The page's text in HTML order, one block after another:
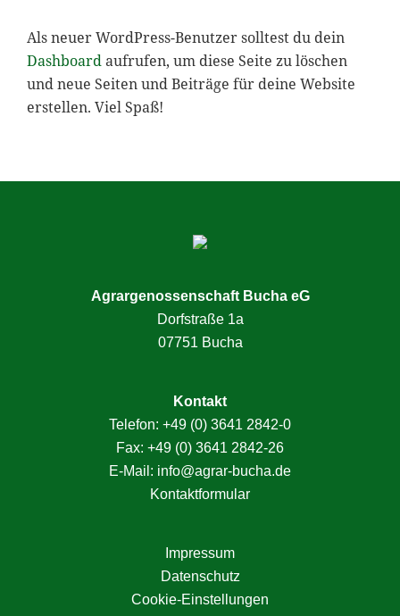
Als neuer WordPress-Benutzer solltest du dein
Dashboardaufrufen, um diese Seite zu löschen
und neue Seiten und Beiträge für deine Website
erstellen. Viel Spaß!
Agrargenossenschaft Bucha eG
Dorfstraße 1a
07751 Bucha
Kontakt
Telefon: +49 (0) 3641 2842-0
Fax: +49 (0) 3641 2842-26
E-Mail: info@agrar-bucha.de
Kontaktformular
Impressum
Datenschutz
Cookie-Einstellungen